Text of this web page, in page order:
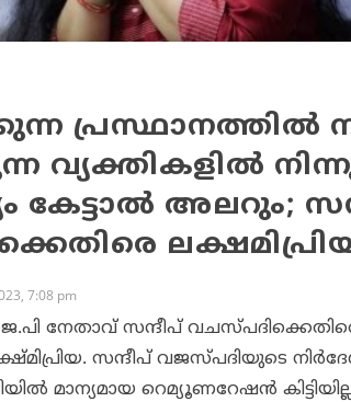
പ്രസ്ഥാനത്തില്‍
വ്യക്തികളില്‍
കേട്ടാല്‍ അലറും;
7:08 pm
നേതാവ് സന്ദീപ്
സന്ദീപ് വജസ്പദിയുടെ
മാന്യമായ റെമ്യൂണറേഷന്‍